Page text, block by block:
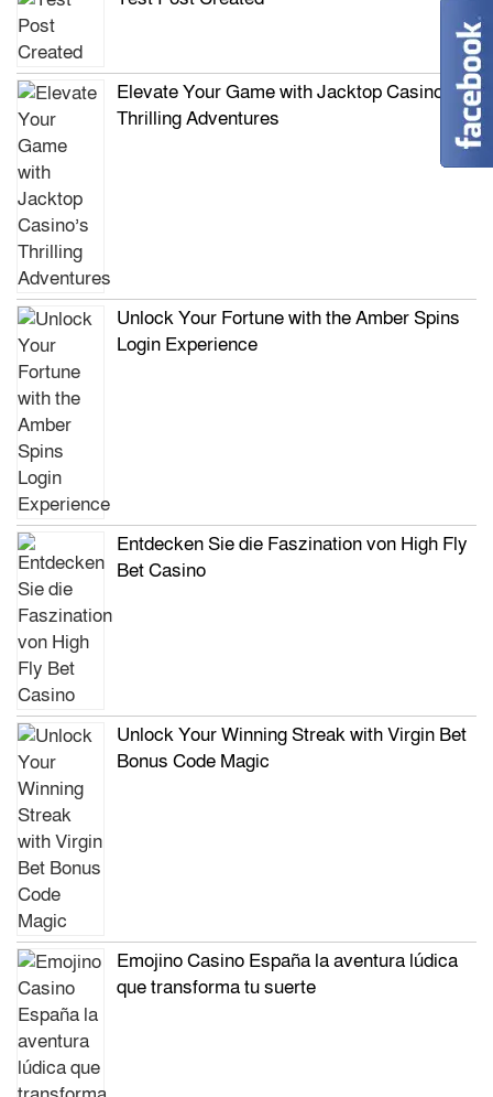
Elevate Your Game with Jacktop Casino’s
Thrilling Adventures
Unlock Your Fortune with the Amber Spins
Login Experience
Entdecken Sie die Faszination von High Fly
Bet Casino
Unlock Your Winning Streak with Virgin Bet
Bonus Code Magic
Emojino Casino España la aventura lúdica
que transforma tu suerte